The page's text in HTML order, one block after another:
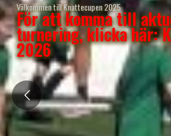
Välkommen till Knattecupen 2025
För att komma till
turnering, klicka här:
2026